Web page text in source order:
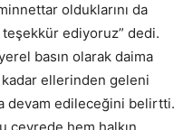
olduklarını da
teşekkür ediyoruz” dedi.
basın olarak daima
kadar ellerinden geleni
devam edileceğini belirtti.